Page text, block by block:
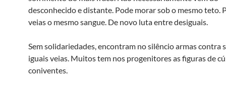
desconhecido e distante. Pode morar sob o mesmo teto.
veias o mesmo sangue. De novo luta entre desiguais.
Sem solidariedades, encontram no silêncio armas contra
iguais veias. Muitos tem nos progenitores as figuras de
coniventes.